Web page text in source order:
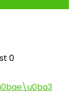
0